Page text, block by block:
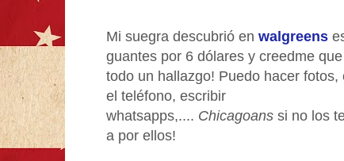
Mi suegra descubrió en walgreens
guantes por 6 dólares y creedme
todo un hallazgo! Puedo hacer fotos,
el teléfono, escribir
whatsapps,.... Chicagoans si no los
a por ellos!